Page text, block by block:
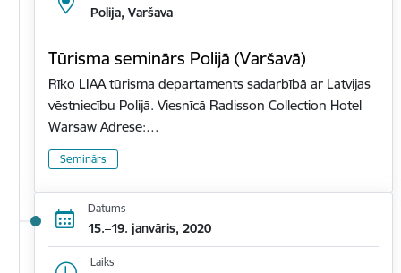
Polija, Varšava
Tūrisma seminārs Polijā (Varšavā)
Rīko LIAA tūrisma departaments sadarbībā ar Latvijas
vēstniecību Polijā. Viesnīcā Radisson Collection Hotel
Warsaw Adrese:…
Seminārs
Datums
15.–19. janvāris, 2020
Laiks